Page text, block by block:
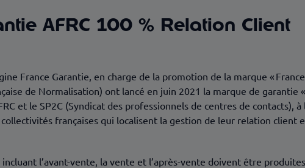
AFRC 100 % Relation Client
France Garantie, en charge de la promotion de la marque «
de Normalisation) ont lancé en juin 2021 la marque de garantie
et le SP2C (Syndicat des professionnels de centres de contacts), à
françaises qui localisent la gestion de leur relation client
l’avant-vente, la vente et l’après-vente doivent être